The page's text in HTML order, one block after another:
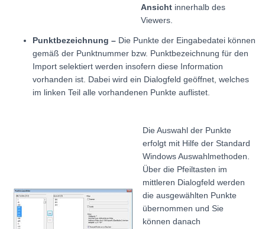
Ansicht innerhalb des
Viewers.
Punktbezeichnung – Die Punkte der Eingabedatei können
gemäß der Punktnummer bzw. Punktbezeichnung für den
Import selektiert werden insofern diese Information
vorhanden ist. Dabei wird ein Dialogfeld geöffnet, welches
im linken Teil alle vorhandenen Punkte auflistet.
Die Auswahl der Punkte
erfolgt mit Hilfe der Standard
Windows Auswahlmethoden.
Über die Pfeiltasten im
mittleren Dialogfeld werden
die ausgewählten Punkte
übernommen und Sie
können danach